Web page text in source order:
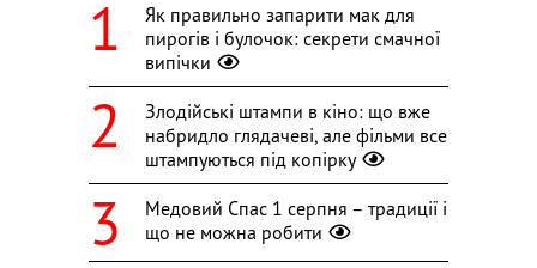
Як правильно запарити мак для
пирогів і булочок: секрети смачної
випічки
Злодійські штампи в кіно: що вже
набридло глядачеві, але фільми все
штампуються під копірку
Медовий Спас 1 серпня – традиції і
що не можна робити